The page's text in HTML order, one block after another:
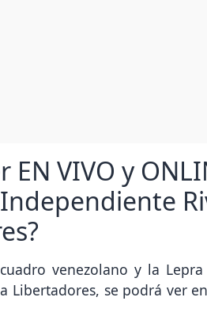
EN VIVO y
venezolano y la
Libertadores, se podrá ver